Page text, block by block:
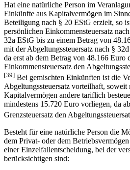
Hat eine natürliche Person im
Einkünfte aus Kapitalvermögen im
Beteiligung nach § 20 EStG erzielt, so
persönlichen Einkommensteuersatz
32a EStG bis zu einem Betrag von
mit der Abgeltungssteuersatz nach §
da erst ab dem Betrag von 48.166 Euro
Einkommensteuersatz den
[39] Bei gemischten Einkünften ist die
Abgeltungssteuersatz vorteilhaft, soweit
Kapitalvermögen andere tariflich
mindestens 15.720 Euro vorliegen, da
Grenzsteuersatz den
Besteht für eine natürliche Person die
dem Privat- oder dem
einer Einzelfallentscheidung, bei der
berücksichtigen sind: